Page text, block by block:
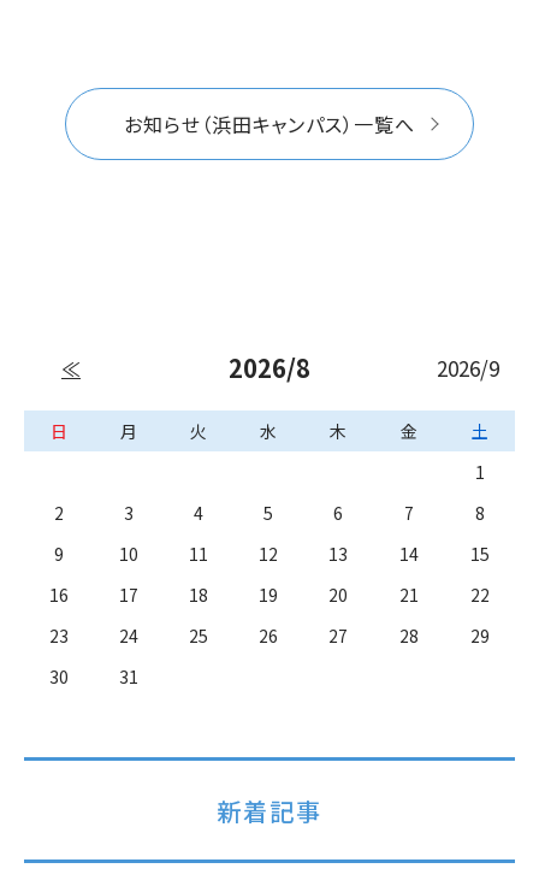
お知らせ（浜田キャンパス）一覧へ
≪ 2026/8 2026/9
日 月 火 水 木 金
土
1
2
3 4 5 6 7
8
9
10 11 12 13 14
15
16
17 18 19 20 21
22
23
24 25 26 27 28
29
30
31
新着記事